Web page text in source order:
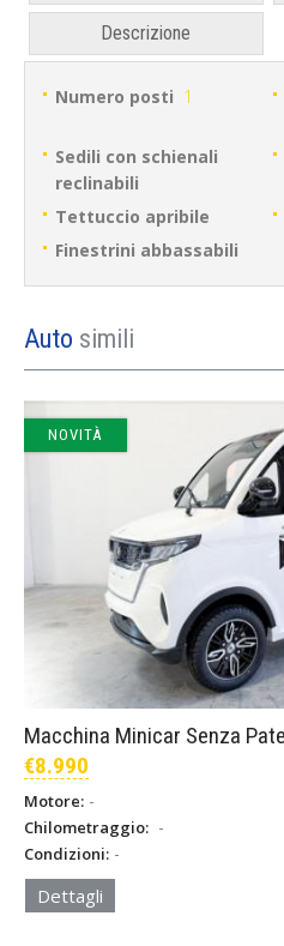
Descrizione
Numero posti 1
Sedili con schienali
reclinabili
Tettuccio apribile
Finestrini abbassabili
Auto simili
NOVITÀ
€8.990
Motore: -
Chilometraggio: -
Condizioni: -
Dettagli